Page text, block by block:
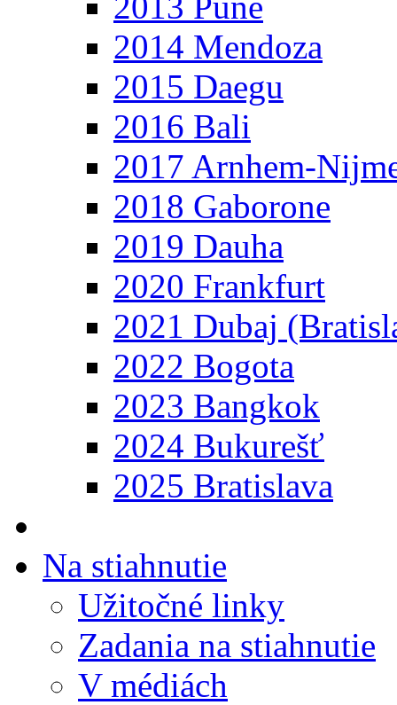
2014 Mendoza
2015 Daegu
2016 Bali
2017 Arnhem-
2018 Gaborone
2019 Dauha
2020 Frankfurt
2021 Dubaj
2022 Bogota
2023 Bangkok
2024 Bukurešť
2025 Bratislava
Na stiahnutie
Užitočné linky
Zadania na stiahnutie
V médiách